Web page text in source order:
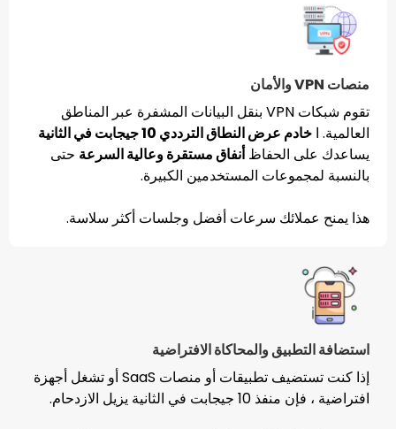
تقوم شبكات VPN بنقل البيانات المشفرة عبر المناطق
عرض النطاق الترددي 10 جيجابت في الثانية
الحفاظأنفاق مستقرة وعالية السرعةحتى
المستخدمين الكبيرة.
سرعات أفضل وجلسات أكثر سلاسة.
والمحاكاة الافتراضية
إذا كنت تستضيف تطبيقات أو منصات SaaS أو تشغل أجهزة
يزيل الازدحام.